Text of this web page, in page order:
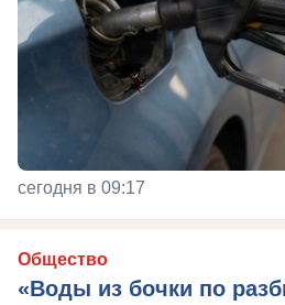
сегодня в 09:17
Общество
«Воды из бочки по